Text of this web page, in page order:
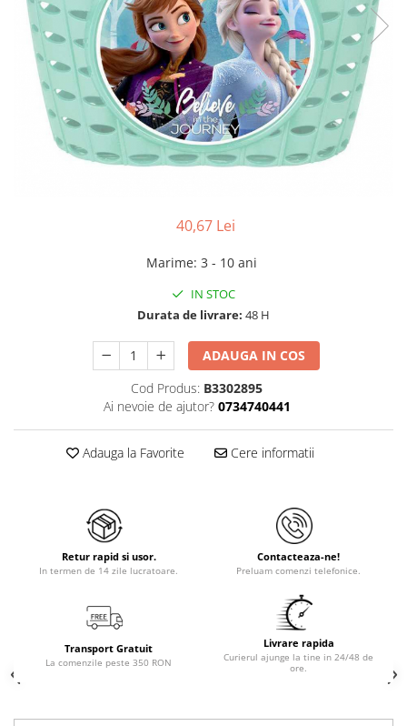
40,67 Lei
Marime: 3 - 10 ani
IN STOC
Durata de livrare: 48 H
ADAUGA IN COS
Cod Produs: B3302895
Ai nevoie de ajutor? 0734740441
Adauga la Favorite Cere informatii
Retur rapid si usor.
In termen de 14 zile lucratoare.
Contacteaza-ne!
Preluam comenzi telefonice.
Transport Gratuit
La comenzile peste 350 RON
Livrare rapida
Curierul ajunge la tine in 24/48 de
ore.